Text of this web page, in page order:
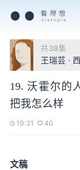
共38集
王瑞芸 ·
19. 沃霍尔的
把我怎么样
19:31 40
文稿